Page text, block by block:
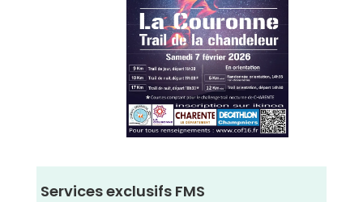
Services exclusifs FMS